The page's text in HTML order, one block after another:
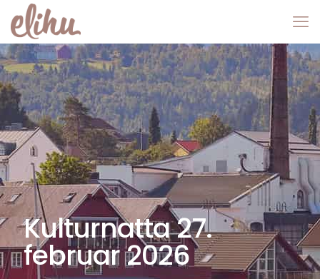
Kulturnatta 27.
februar 2026